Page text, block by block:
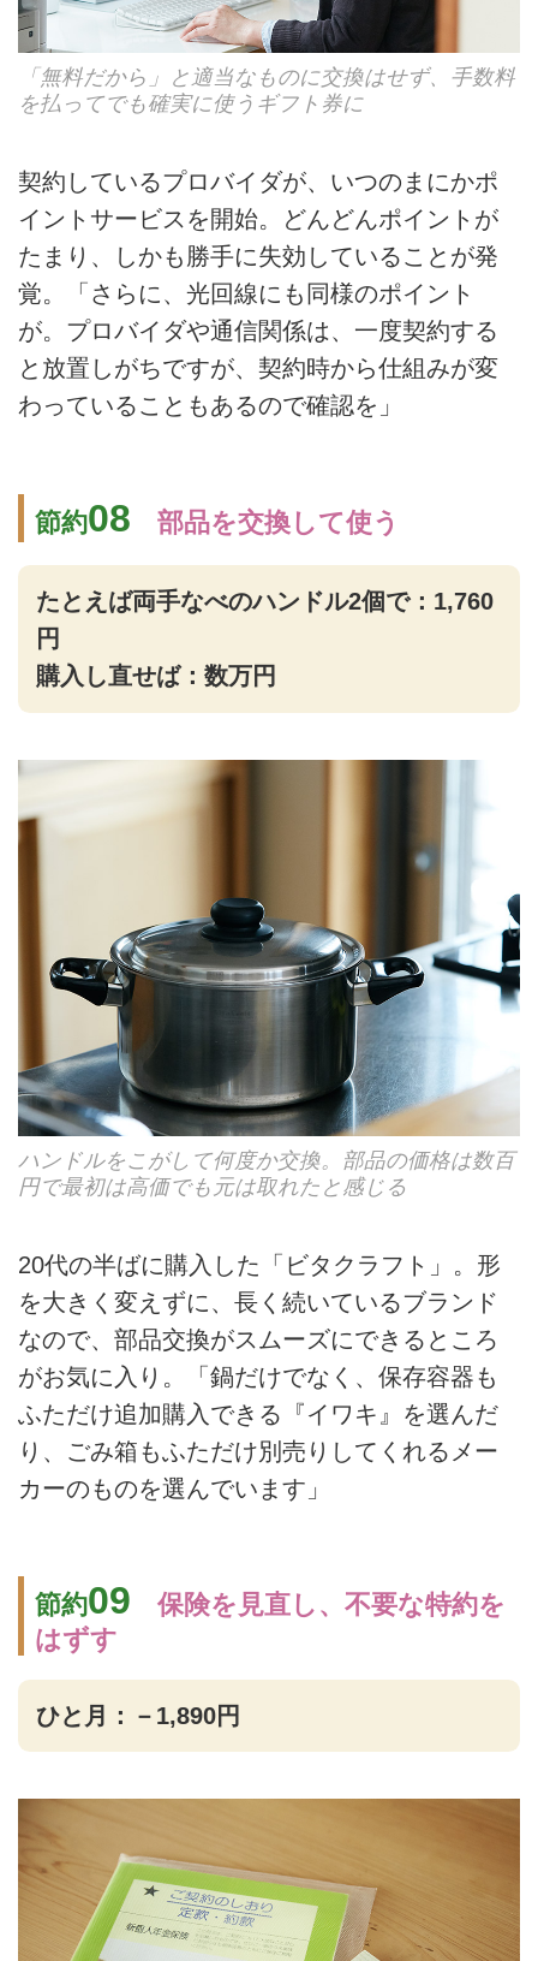
「無料だから」と適当なものに交換はせず、手数料
を払ってでも確実に使うギフト券に
契約しているプロバイダが、いつのまにかポ
イントサービスを開始。どんどんポイントが
たまり、しかも勝手に失効していることが発
覚。「さらに、光回線にも同様のポイント
が。プロバイダや通信関係は、一度契約する
と放置しがちですが、契約時から仕組みが変
わっていることもあるので確認を」
節約08 部品を交換して使う
たとえば両手なべのハンドル2個で：1,760
円
購入し直せば：数万円
ハンドルをこがして何度か交換。部品の価格は数百
円で最初は高価でも元は取れたと感じる
20代の半ばに購入した「ビタクラフト」。形
を大きく変えずに、長く続いているブランド
なので、部品交換がスムーズにできるところ
がお気に入り。「鍋だけでなく、保存容器も
ふただけ追加購入できる『イワキ』を選んだ
り、ごみ箱もふただけ別売りしてくれるメー
カーのものを選んでいます」
節約09
保険を見直し、不要な特約を
はずす
ひと月：－1,890円